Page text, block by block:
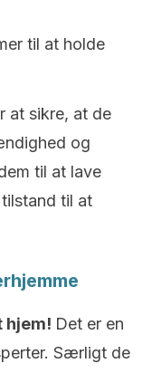
til at holde
at sikre, at de
og
til at lave
til at
hjem! Det er en
Særligt de